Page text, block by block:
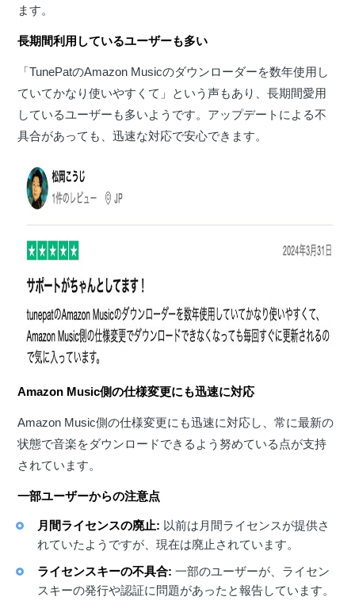
ます。
長期間利用しているユーザーも多い
「TunePatのAmazon Musicのダウンローダーを数年使用し
ていてかなり使いやすくて」という声もあり、長期間愛用
しているユーザーも多いようです。アップデートによる不
具合があっても、迅速な対応で安心できます。
Amazon Music側の仕様変更にも迅速に対応
Amazon Music側の仕様変更にも迅速に対応し、常に最新の
状態で音楽をダウンロードできるよう努めている点が支持
されています。
一部ユーザーからの注意点
月間ライセンスの廃止: 以前は月間ライセンスが提供さ
れていたようですが、現在は廃止されています。
ライセンスキーの不具合: 一部のユーザーが、ライセン
スキーの発行や認証に問題があったと報告しています。